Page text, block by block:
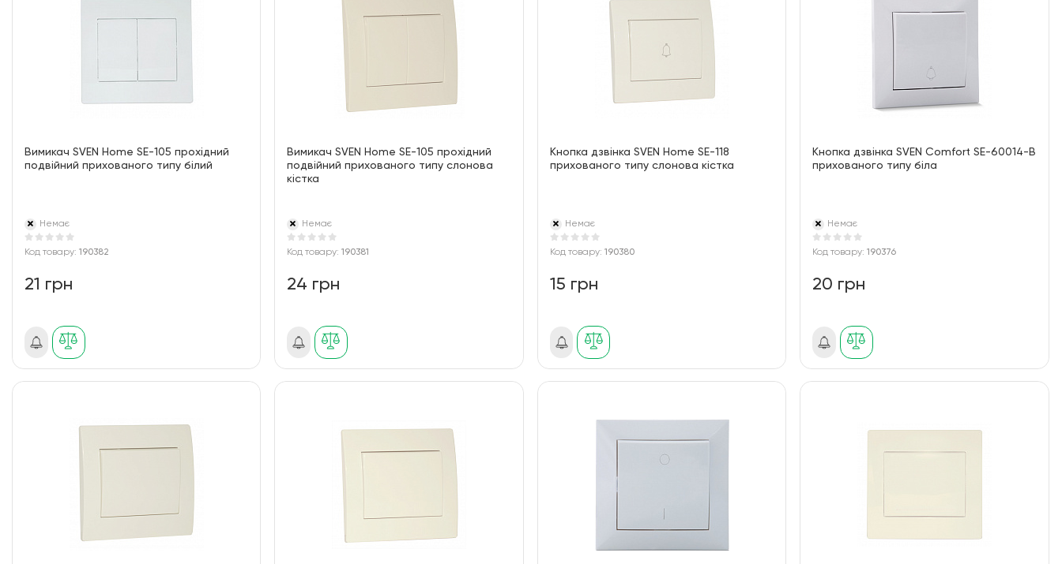
Вимикач SVEN Home SE-105 прохідний
подвійний прихованого типу білий
Немає
Код товару: 190382
21 грн
Вимикач SVEN Home SE-105 прохідний
подвійний прихованого типу слонова
кістка
Немає
Код товару:190381
24 грн
Кнопка дзвінка SVEN Home SE-118
прихованого типу слонова кістка
Немає
Код товару: 190380
15 грн
Кнопка дзвінка SVEN Comfort SE-60014-B
прихованого типу біла
Немає
Код товару:190376
20 грн